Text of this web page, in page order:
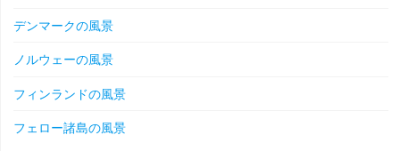
デンマークの風景
ノルウェーの風景
フィンランドの風景
フェロー諸島の風景